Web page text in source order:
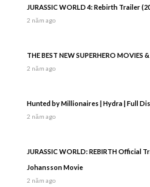
JURASSIC WORLD 4: Rebirth Trailer
2 năm ago
THE BEST NEW SUPERHERO MOVIES
2 năm ago
Hunted by Millionaires | Hydra | Full
2 năm ago
JURASSIC WORLD: REBIRTH Official
Johansson Movie
2 năm ago